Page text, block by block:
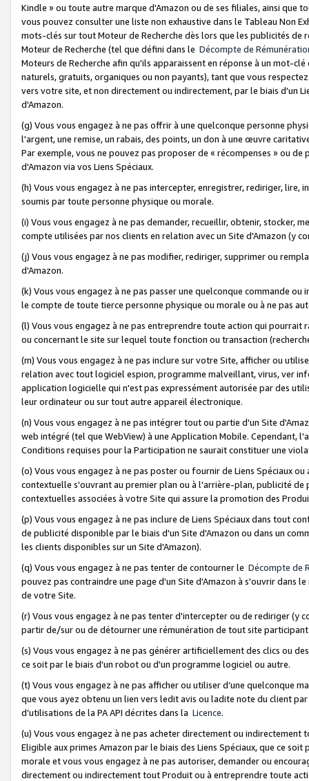
Kindle » ou toute autre marque d'Amazon ou de ses filiales, ainsi que
vous pouvez consulter une liste non exhaustive dans le Tableau Non
mots-clés sur tout Moteur de Recherche dès lors que les publicités de
Moteur de Recherche (tel que défini dans le Décompte de
Moteurs de Recherche afin qu'ils apparaissent en réponse à un mot-
naturels, gratuits, organiques ou non payants), tant que vous
vers votre site, et non directement ou indirectement, par le biais d'un
d'Amazon.
(g) Vous vous engagez à ne pas offrir à une quelconque personne
l'argent, une remise, un rabais, des points, un don à une œuvre
Par exemple, vous ne pouvez pas proposer de « récompenses » ou
d'Amazon via vos Liens Spéciaux.
(h) Vous vous engagez à ne pas intercepter, enregistrer, rediriger,
soumis par toute personne physique ou morale.
(i) Vous vous engagez à ne pas demander, recueillir, obtenir, stocker,
compte utilisées par nos clients en relation avec un Site d'Amazon (y
(j) Vous vous engagez à ne pas modifier, rediriger, supprimer ou
d'Amazon.
(k) Vous vous engagez à ne pas passer une quelconque commande
le compte de toute tierce personne physique ou morale ou à ne pas
(l) Vous vous engagez à ne pas entreprendre toute action qui
ou concernant le site sur lequel toute fonction ou transaction
(m) Vous vous engagez à ne pas inclure sur votre Site, afficher ou
relation avec tout logiciel espion, programme malveillant, virus, ver
application logicielle qui n'est pas expressément autorisée par des
leur ordinateur ou sur tout autre appareil électronique.
(n) Vous vous engagez à ne pas intégrer tout ou partie d'un Site
web intégré (tel que WebView) à une Application Mobile. Cependant,
Conditions requises pour la Participation ne saurait constituer une
(o) Vous vous engagez à ne pas poster ou fournir de Liens Spéciaux
contextuelle s'ouvrant au premier plan ou à l'arrière-plan, publicité
contextuelles associées à votre Site qui assure la promotion des
(p) Vous vous engagez à ne pas inclure de Liens Spéciaux dans tout
de publicité disponible par le biais d'un Site d'Amazon ou dans un
les clients disponibles sur un Site d'Amazon).
(q) Vous vous engagez à ne pas tenter de contourner le Décompte de
pouvez pas contraindre une page d'un Site d'Amazon à s'ouvrir dans
de votre Site.
(r) Vous vous engagez à ne pas tenter d'intercepter ou de rediriger
partir de/sur ou de détourner une rémunération de tout site
(s) Vous vous engagez à ne pas générer artificiellement des clics ou
ce soit par le biais d'un robot ou d'un programme logiciel ou autre.
(t) Vous vous engagez à ne pas afficher ou utiliser d’une quelconque
que vous ayez obtenu un lien vers ledit avis ou ladite note du client
d’utilisations de la PA API décrites dans la Licence.
(u) Vous vous engagez à ne pas acheter directement ou
Eligible aux primes Amazon par le biais des Liens Spéciaux, que ce
morale et vous vous engagez à ne pas autoriser, demander ou
directement ou indirectement tout Produit ou à entreprendre toute